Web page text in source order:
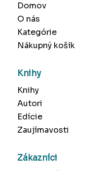
Domov
O nás
Kategórie
Nákupný košík
Knihy
Knihy
Autori
Edície
Zaujímavosti
Zákazníci